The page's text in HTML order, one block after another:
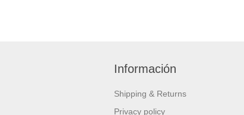
Información
Shipping & Returns
Privacy policy